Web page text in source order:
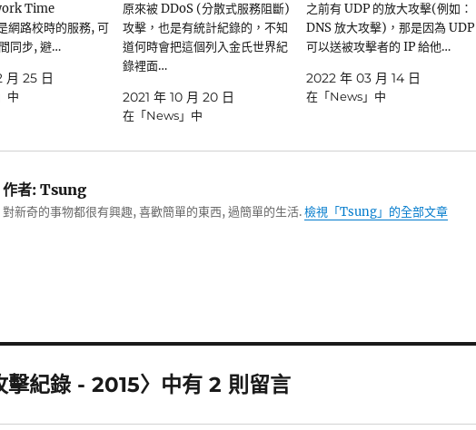
Time
網路校時的服務, 可
同步, 避…
月 25 日
中
原來被 DDoS (分散式服務阻斷)
攻擊，也是有統計紀錄的，不知
道何時會把這個列入金氏世界紀
錄裡面…
2021 年 10 月 20 日
在「News」中
之前有 UDP 的放大攻擊(例如：
DNS 放大攻擊)，那是因為 UDP
可以送被攻擊者的 IP 給他…
2022 年 03 月 14 日
在「News」中
作者:Tsung
對新奇的事物都很有興趣, 喜歡簡單的東西, 過簡單的生活.檢視「Tsung」的全部文章
紀錄 - 2015〉中有 2 則留言